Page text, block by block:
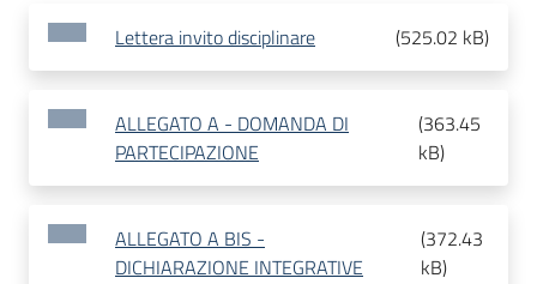
Lettera invito disciplinare (525.02 kB)
ALLEGATO A - DOMANDA DI
PARTECIPAZIONE
(363.45
kB)
ALLEGATO A BIS -
DICHIARAZIONE INTEGRATIVE
(372.43
kB)